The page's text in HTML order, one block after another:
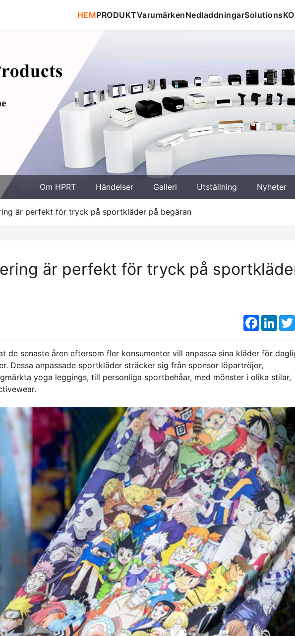
HEMPRODUKTVarumärkenNedladdningarSolutions
Om HPRT Händelser Galleri Utställning Nyheter
är perfekt för tryck på sportkläder på begäran
är perfekt för tryck på
Facebook
de senaste åren eftersom fler konsumenter vill anpassa sina kläder för
Dessa anpassade sportkläder sträcker sig från sponsor löpartröjor,
yoga leggings, till personliga sportbehåar, med mönster i olika stilar,